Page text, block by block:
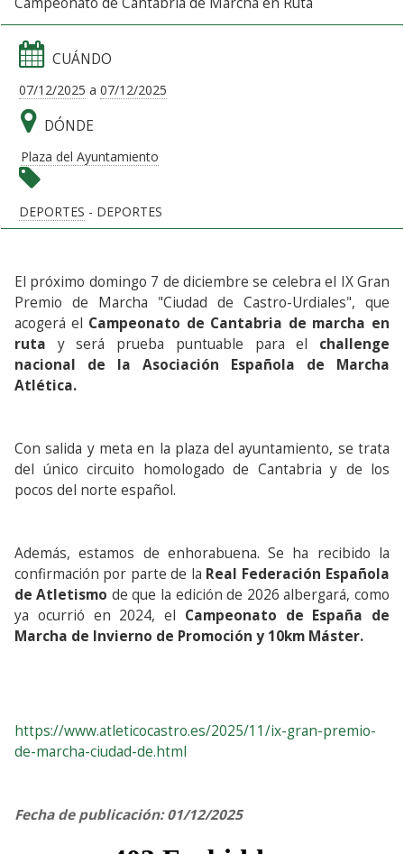
CUÁNDO
07/12/2025 a 07/12/2025
DÓNDE
Plaza del Ayuntamiento
DEPORTES - DEPORTES
El próximo domingo 7 de diciembre se celebra el IX Gran
Premio de Marcha "Ciudad de Castro-Urdiales", que
acogerá el Campeonato de Cantabria de marcha en
ruta y será prueba puntuable para el challenge
nacional de la Asociación Española de Marcha
Atlética.
Con salida y meta en la plaza del ayuntamiento, se trata
del único circuito homologado de Cantabria y de los
pocos del norte español.
Además, estamos de enhorabuena. Se ha recibido la
confirmación por parte de la Real Federación Española
de Atletismo de que la edición de 2026 albergará, como
ya ocurrió en 2024, el Campeonato de España de
Marcha de Invierno de Promoción y 10km Máster.
https://www.atleticocastro.es/2025/11/ix-gran-premio-
de-marcha-ciudad-de.html
Fecha de publicación: 01/12/2025